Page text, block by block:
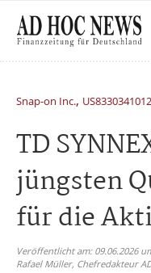
Snap-on Inc., US8330341012
TD
jüngsten
für die
Veröffentlicht am: 09.06.2026
Rafael Müller, Chefredakteur